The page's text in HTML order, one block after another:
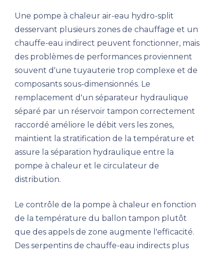
Une pompe à chaleur air-eau hydro-split
desservant plusieurs zones de chauffage et un
chauffe-eau indirect peuvent fonctionner, mais
des problèmes de performances proviennent
souvent d'une tuyauterie trop complexe et de
composants sous-dimensionnés. Le
remplacement d'un séparateur hydraulique
séparé par un réservoir tampon correctement
raccordé améliore le débit vers les zones,
maintient la stratification de la température et
assure la séparation hydraulique entre la
pompe à chaleur et le circulateur de
distribution.
Le contrôle de la pompe à chaleur en fonction
de la température du ballon tampon plutôt
que des appels de zone augmente l'efficacité.
Des serpentins de chauffe-eau indirects plus